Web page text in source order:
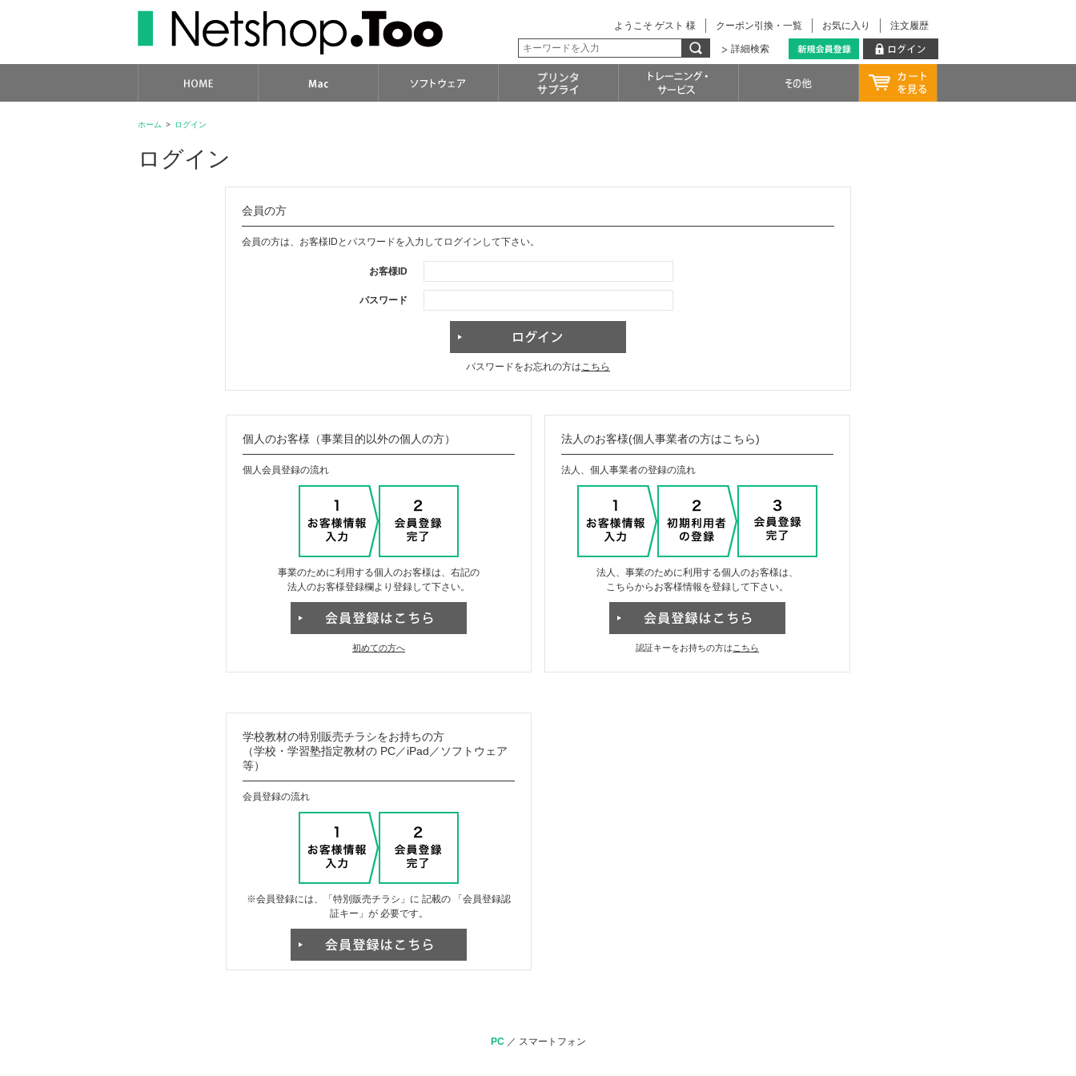
注文履歴
お気に入り
クーポン引換・一覧
ようこそ ゲスト 様
詳細検索
ホーム > ログイン
ログイン
会員の方
会員の方は、お客様IDとパスワードを入力してログインして下さい。
お客様ID
パスワード
パスワードをお忘れの方はこちら
個人のお客様（事業目的以外の個人の方）
個人会員登録の流れ
事業のために利用する個人のお客様は、右記の
法人のお客様登録欄より登録して下さい。
初めての方へ
法人のお客様(個人事業者の方はこちら)
法人、個人事業者の登録の流れ
法人、事業のために利用する個人のお客様は、
こちらからお客様情報を登録して下さい。
認証キーをお持ちの方は こちら
学校教材の特別販売チラシをお持ちの方
（学校・学習塾指定教材の PC／iPad／ソフトウェア
等）
会員登録の流れ
※会員登録には、「特別販売チラシ」に 記載の 「会員登録認
証キー」が 必要です。
PC／ スマートフォン